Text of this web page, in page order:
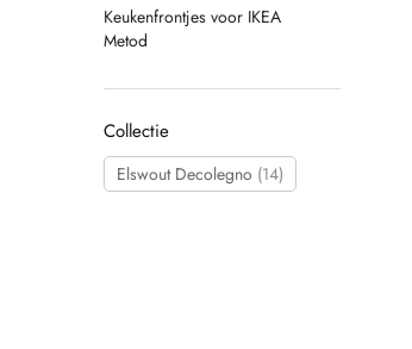
Keukenfrontjes voor IKEA
Metod
Collectie
Elswout Decolegno (14)